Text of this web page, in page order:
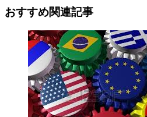
おすすめ関連記事